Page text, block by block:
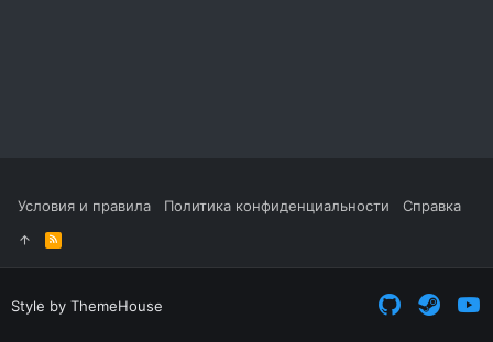
Условия и правила Политика конфиденциальности Справка
R
S
S
Style by ThemeHouse